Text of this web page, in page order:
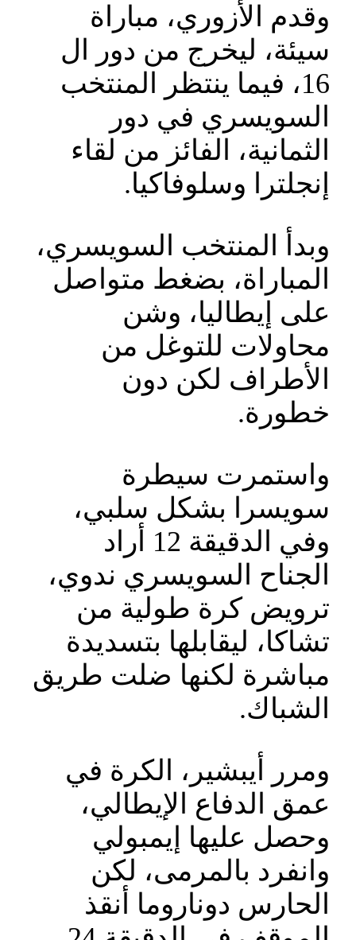
وقدم الأزوري، مباراة
سيئة، ليخرج من دور ال
16، فيما ينتظر المنتخب
السويسري في دور
الثمانية، الفائز من لقاء
إنجلترا وسلوفاكيا.
وبدأ المنتخب السويسري،
المباراة، بضغط متواصل
على إيطاليا، وشن
محاولات للتوغل من
الأطراف لكن دون
خطورة.
واستمرت سيطرة
سويسرا بشكل سلبي،
وفي الدقيقة 12 أراد
الجناح السويسري ندوي،
ترويض كرة طولية من
تشاكا، ليقابلها بتسديدة
مباشرة لكنها ضلت طريق
الشباك.
ومرر أيبشير، الكرة في
عمق الدفاع الإيطالي،
وحصل عليها إيمبولي
وانفرد بالمرمى، لكن
الحارس دوناروما أنقذ